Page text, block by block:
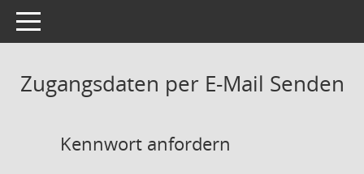
Toggle navigation
Zugangsdaten per E-Mail Senden
Kennwort anfordern